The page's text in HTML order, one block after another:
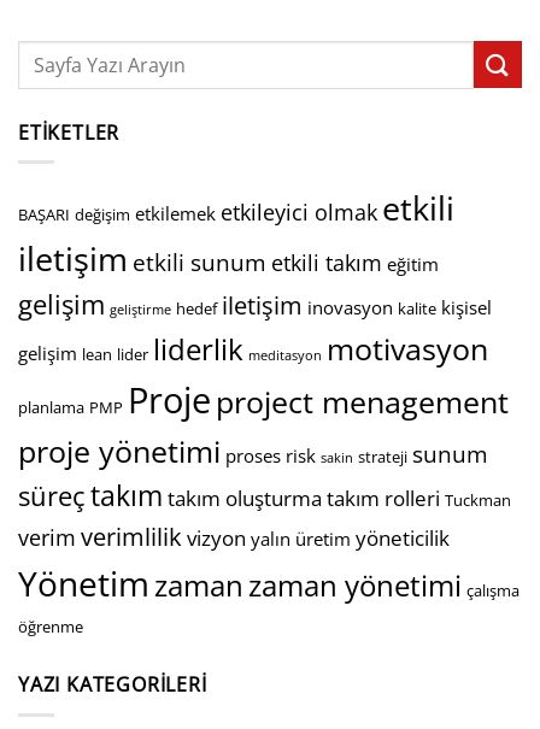
ETIKETLER
BAŞARI değişim etkilemek etkileyici olmak etkili
iletişim etkili sunum etkili takım eğitim
gelişim geliştirme hedef iletişim inovasyon kalite kişisel
gelişim lean lider liderlik meditasyon motivasyon
planlama PMP Proje project menagement
proje yönetimi proses risk sakin strateji sunum
süreçtakım takım oluşturma takım rolleri Tuckman
verim verimlilik vizyon yalın üretim yöneticilik
Yönetim zaman zaman yönetimi çalışma
öğrenme
YAZI KATEGORILERI